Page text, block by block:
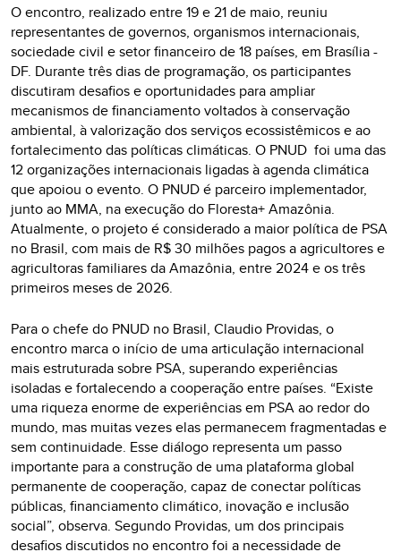
O encontro, realizado entre 19 e 21 de maio, reuniu
representantes de governos, organismos internacionais,
sociedade civil e setor financeiro de 18 países, em Brasília -
DF. Durante três dias de programação, os participantes
discutiram desafios e oportunidades para ampliar
mecanismos de financiamento voltados à conservação
ambiental, à valorização dos serviços ecossistêmicos e ao
fortalecimento das políticas climáticas. O PNUD foi uma das
12 organizações internacionais ligadas à agenda climática
que apoiou o evento. O PNUD é parceiro implementador,
junto ao MMA, na execução do Floresta+ Amazônia.
Atualmente, o projeto é considerado a maior política de PSA
no Brasil, com mais de R$ 30 milhões pagos a agricultores e
agricultoras familiares da Amazônia, entre 2024 e os três
primeiros meses de 2026.
Para o chefe do PNUD no Brasil, Claudio Providas, o
encontro marca o início de uma articulação internacional
mais estruturada sobre PSA, superando experiências
isoladas e fortalecendo a cooperação entre países. “Existe
uma riqueza enorme de experiências em PSA ao redor do
mundo, mas muitas vezes elas permanecem fragmentadas e
sem continuidade. Esse diálogo representa um passo
importante para a construção de uma plataforma global
permanente de cooperação, capaz de conectar políticas
públicas, financiamento climático, inovação e inclusão
social”, observa. Segundo Providas, um dos principais
desafios discutidos no encontro foi a necessidade de